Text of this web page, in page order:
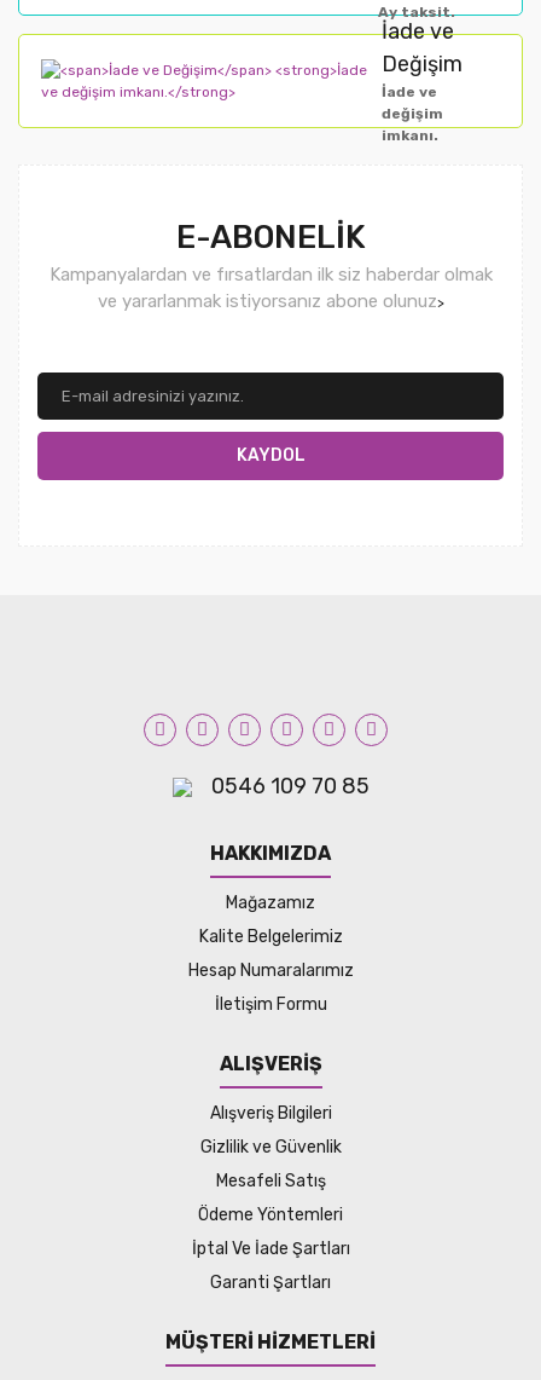
Ay taksit.
İade ve
Değişim
İade ve
değişim
imkanı.
E-ABONELİK
Kampanyalardan ve fırsatlardan ilk siz haberdar olmak
ve yararlanmak istiyorsanız abone olunuz>
KAYDOL
0546 109 70 85
HAKKIMIZDA
Mağazamız
Kalite Belgelerimiz
Hesap Numaralarımız
İletişim Formu
ALIŞVERİŞ
Alışveriş Bilgileri
Gizlilik ve Güvenlik
Mesafeli Satış
Ödeme Yöntemleri
İptal Ve İade Şartları
Garanti Şartları
MÜŞTERİ HİZMETLERİ